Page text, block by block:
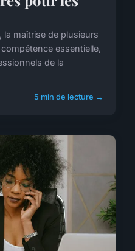
maîtrise de plusieurs
essentielle,
de la
5 min de lecture →